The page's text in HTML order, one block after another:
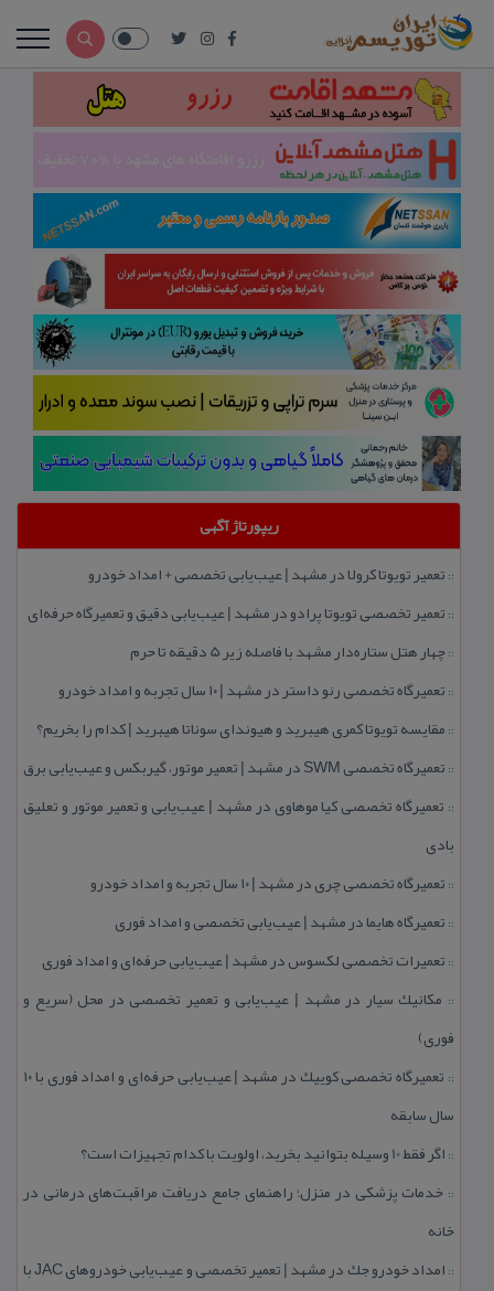
ریپورتاژ آگهی
:: تعمیر تویوتا كرولا در مشهد | عیب‌یابی تخصصی + امداد خودرو
:: تعمیر تخصصی تویوتا پرادو در مشهد | عیب‌یابی دقیق و تعمیرگاه حرفه‌ای
::چهار هتل‌ ستاره‌دار مشهد با فاصله زیر 5 دقیقه تا حرم
:: تعمیرگاه تخصصی رنو داستر در مشهد | ۱۰ سال تجربه و امداد خودرو
:: مقایسه تویوتا كمری هیبرید و هیوندای سوناتا هیبرید | كدام را بخریم؟
:: تعمیرگاه تخصصی SWM در مشهد | تعمیر موتور، گیربكس و عیب‌یابی برق
:: تعمیرگاه تخصصی كیا موهاوی در مشهد | عیب‌یابی و تعمیر موتور و تعلیق
بادی
:: تعمیرگاه تخصصی چری در مشهد | ۱۰ سال تجربه و امداد خودرو
:: تعمیرگاه هایما در مشهد | عیب‌یابی تخصصی و امداد فوری
:: تعمیرات تخصصی لكسوس در مشهد | عیب‌یابی حرفه‌ای و امداد فوری
:: مكانیك سیار در مشهد | عیب‌یابی و تعمیر تخصصی در محل (سریع و
فوری)
::
تعمیرگاه تخصصی كوییك در مشهد | عیب‌یابی حرفه‌ای و امداد فوری با ۱۰
سال سابقه
:: اگر فقط 10 وسیله بتوانید بخرید، اولویت با كدام تجهیزات است؟
:: خدمات پزشكی در منزل؛ راهنمای جامع دریافت مراقبت‌های درمانی در
خانه
::
امداد خودرو جك در مشهد | تعمیر تخصصی و عیب‌یابی خودروهای JAC با